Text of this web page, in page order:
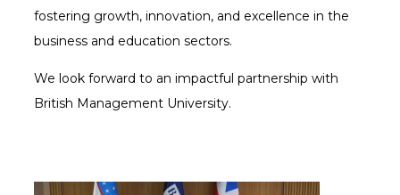
fostering growth, innovation, and excellence in the
business and education sectors.
We look forward to an impactful partnership with
British Management University.